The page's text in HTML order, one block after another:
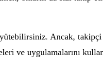
Ancak, takipçi
ve uygulamalarını